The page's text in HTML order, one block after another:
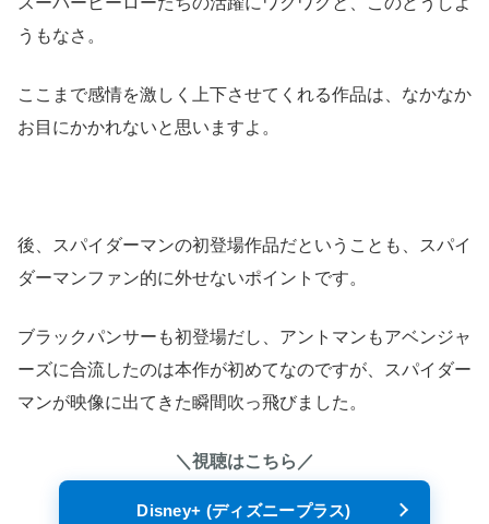
うもなさ。
ここまで感情を激しく上下させてくれる作品は、なかなか
お目にかかれないと思いますよ。
後、スパイダーマンの初登場作品だということも、スパイ
ダーマンファン的に外せないポイントです。
ブラックパンサーも初登場だし、アントマンもアベンジャ
ーズに合流したのは本作が初めてなのですが、スパイダー
マンが映像に出てきた瞬間吹っ飛びました。
＼視聴はこちら／
Disney+ (ディズニープラス)